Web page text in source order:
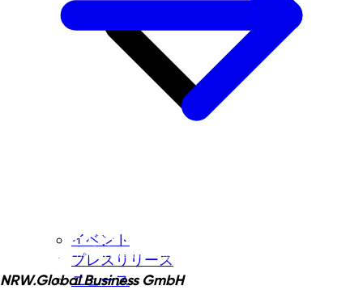
イベント
プレスリリース
ニュース
NRW.Global Business GmbH